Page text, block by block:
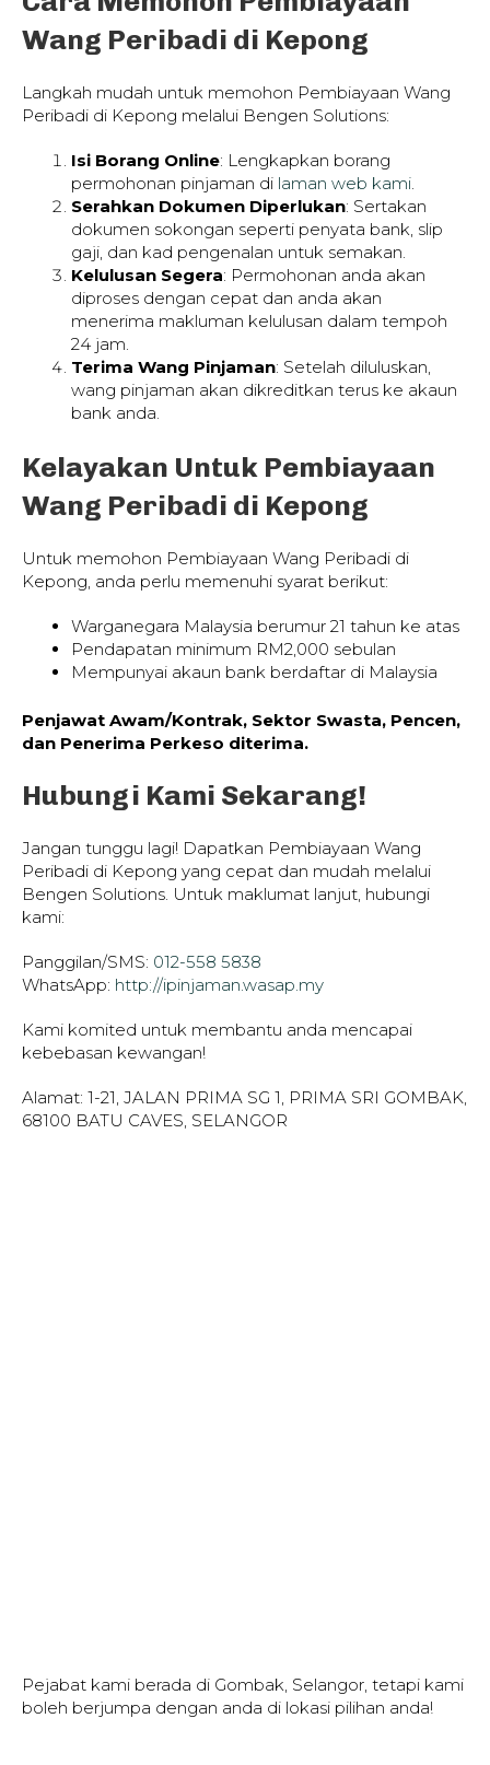
Wang Peribadi di Kepong
Langkah mudah untuk memohon Pembiayaan Wang
Peribadi di Kepong melalui Bengen Solutions:
Isi Borang Online: Lengkapkan borang
permohonan pinjaman di laman web kami
Serahkan Dokumen Diperlukan: Sertakan
dokumen sokongan seperti penyata bank, slip
gaji, dan kad pengenalan untuk semakan.
Kelulusan Segera: Permohonan anda akan
diproses dengan cepat dan anda akan
menerima makluman kelulusan dalam tempoh
24 jam.
Terima Wang Pinjaman: Setelah diluluskan,
wang pinjaman akan dikreditkan terus ke akaun
bank anda.
Kelayakan Untuk Pembiayaan
Wang Peribadi di Kepong
Untuk memohon Pembiayaan Wang Peribadi di
Kepong, anda perlu memenuhi syarat berikut:
Warganegara Malaysia berumur 21 tahun ke atas
Pendapatan minimum RM2,000 sebulan
Mempunyai akaun bank berdaftar di Malaysia
Penjawat Awam/Kontrak, Sektor Swasta, Pencen,
dan Penerima Perkeso diterima.
Hubungi Kami Sekarang!
Jangan tunggu lagi! Dapatkan Pembiayaan Wang
Peribadi di Kepong yang cepat dan mudah melalui
Bengen Solutions. Untuk maklumat lanjut, hubungi
kami:
Panggilan/SMS: 012-558 5838
WhatsApp: http://ipinjaman.wasap.my
Kami komited untuk membantu anda mencapai
kebebasan kewangan!
Alamat: 1-21, JALAN PRIMA SG 1, PRIMA SRI GOMBAK,
68100 BATU CAVES, SELANGOR
Pejabat kami berada di Gombak, Selangor, tetapi kami
boleh berjumpa dengan anda di lokasi pilihan anda!